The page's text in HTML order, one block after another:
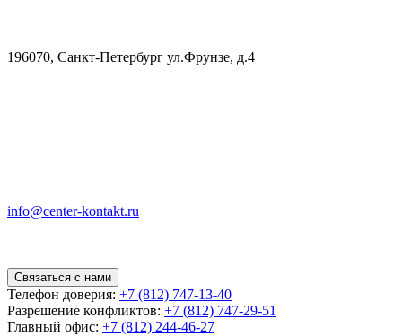
196070, Санкт-Петербург ул.Фрунзе, д.4
info@center-kontakt.ru
Связаться с нами
Телефон доверия: +7 (812) 747-13-40
Разрешение конфликтов: +7 (812) 747-29-51
Главный офис: +7 (812) 244-46-27